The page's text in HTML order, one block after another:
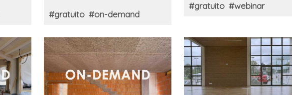
#gratuito #on-demand
#gratuito #webinar